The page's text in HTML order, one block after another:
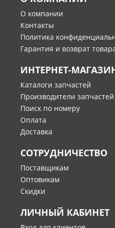
О компании
Контакты
Политика
Гарантия и возврат
ИНТЕРНЕТ-
Каталоги запчастей
Производители запчастей
Поиск по номеру
Оплата
Доставка
СОТРУДНИЧЕСТВО
Поставщикам
Оптовикам
Скидки
ЛИЧНЫЙ КАБИНЕТ